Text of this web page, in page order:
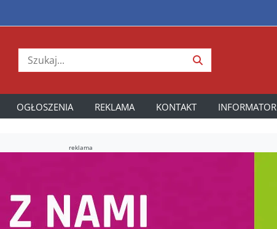
OGŁOSZENIA REKLAMA KONTAKT INFORMATOR
reklama